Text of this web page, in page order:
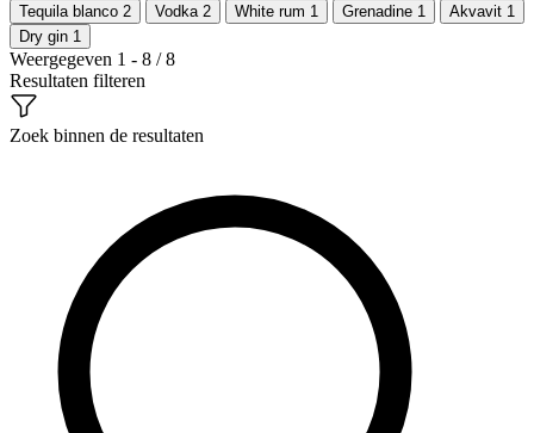
Tequila blanco 2 Vodka 2 White rum 1 Grenadine 1 Akvavit 1
Dry gin 1
Weergegeven 1 - 8 / 8
Resultaten filteren
Zoek binnen de resultaten